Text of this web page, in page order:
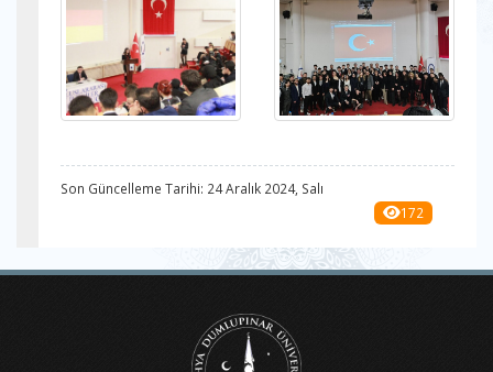
Son Güncelleme Tarihi: 24 Aralık 2024, Salı
172